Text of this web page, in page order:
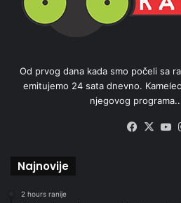
Od prvog dana kada smo počeli sa
emitujemo 24 sata dnevno.
njegovog
X
Najnovije
2 hours ranije